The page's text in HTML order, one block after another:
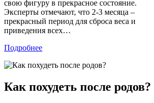
свою фигуру в прекрасное состояние.
Эксперты отмечают, что 2-3 месяца –
прекрасный период для сброса веса и
приведения всех…
Подробнее
Как похудеть после родов?